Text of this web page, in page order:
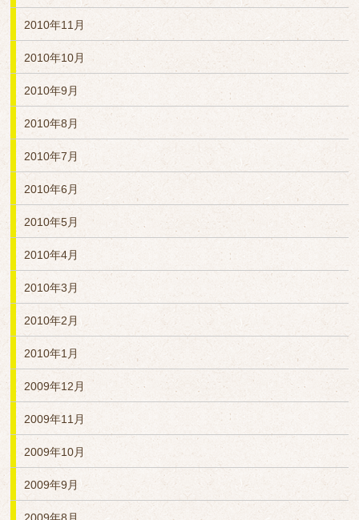
2010年11月
2010年10月
2010年9月
2010年8月
2010年7月
2010年6月
2010年5月
2010年4月
2010年3月
2010年2月
2010年1月
2009年12月
2009年11月
2009年10月
2009年9月